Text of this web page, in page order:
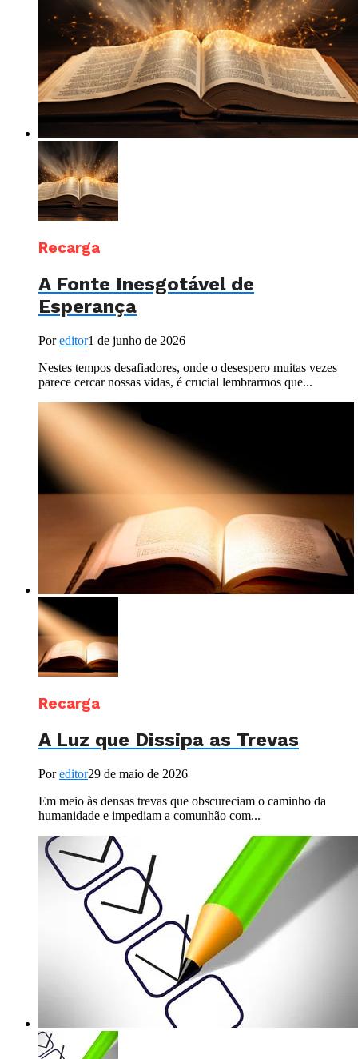
Recarga
A Fonte Inesgotável de
Esperança
Poreditor1 de junho de 2026
Nestes tempos desafiadores, onde o desespero muitas vezes
parece cercar nossas vidas, é crucial lembrarmos que...
Recarga
A Luz que Dissipa as Trevas
Poreditor29 de maio de 2026
Em meio às densas trevas que obscureciam o caminho da
humanidade e impediam a comunhão com...